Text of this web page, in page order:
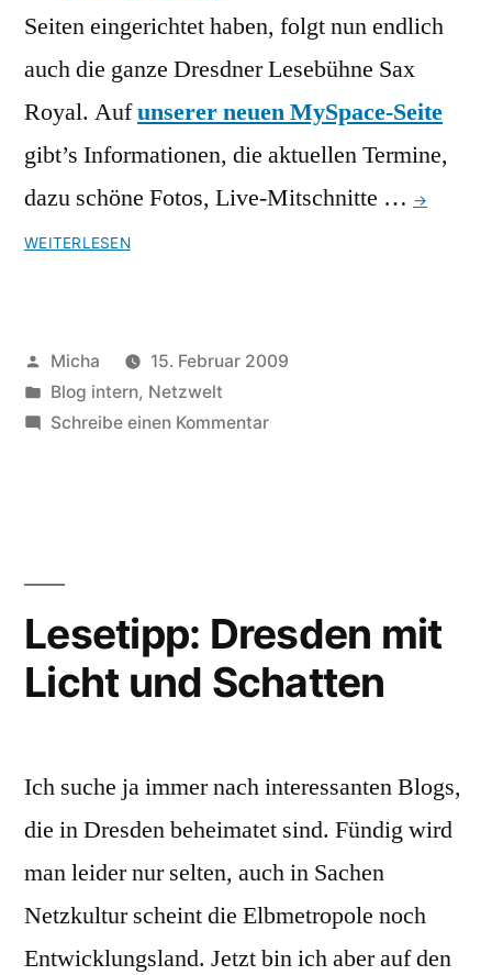
Seiten eingerichtet haben, folgt nun endlich
auch die ganze Dresdner Lesebühne Sax
Royal. Aufunserer neuen MySpace-Seite
gibt’s Informationen, die aktuellen Termine,
dazu schöne Fotos, Live-Mitschnitte … →
WEITERLESEN
Veröffentlicht
von
Micha
15. Februar 2009
Veröffentlicht
unter
Blog intern, Netzwelt
Schreibe einen Kommentarzu
Lesetipp: Dresden mit
Licht und Schatten
Ich suche ja immer nach interessanten Blogs,
die in Dresden beheimatet sind. Fündig wird
man leider nur selten, auch in Sachen
Netzkultur scheint die Elbmetropole noch
Entwicklungsland. Jetzt bin ich aber auf den